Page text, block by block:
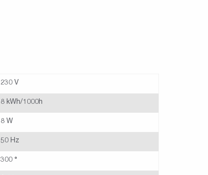
230 V
8 kWh/1000h
8 W
50 Hz
300 °